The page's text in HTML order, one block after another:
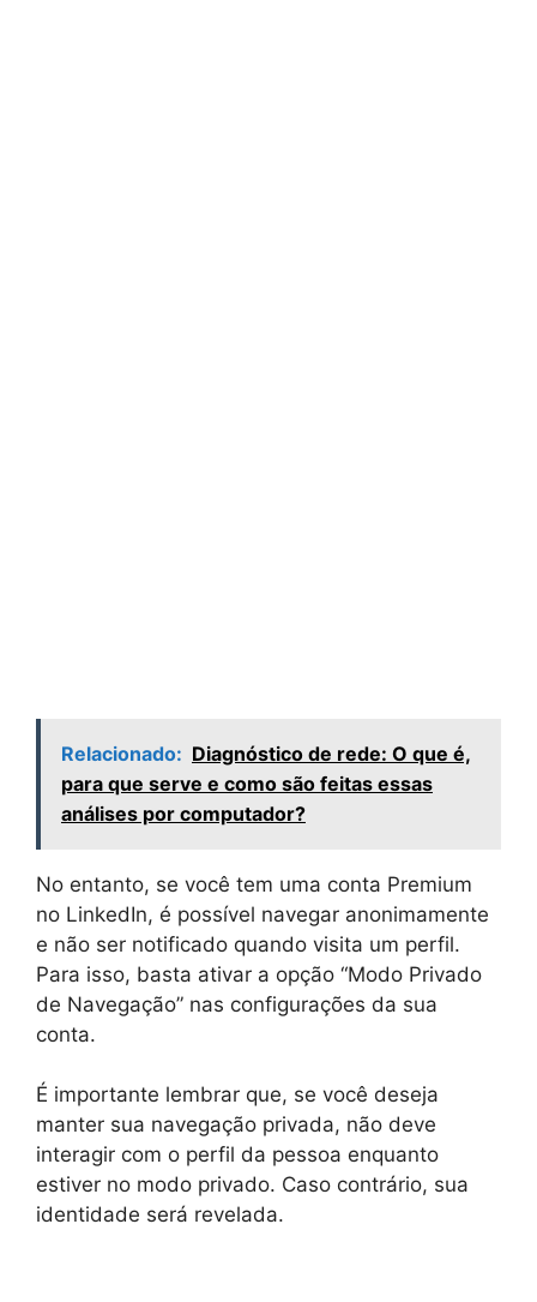
Relacionado: Diagnóstico de rede: O que é,
para que serve e como são feitas essas
análises por computador?
No entanto, se você tem uma conta Premium
no LinkedIn, é possível navegar anonimamente
e não ser notificado quando visita um perfil.
Para isso, basta ativar a opção “Modo Privado
de Navegação” nas configurações da sua
conta.
É importante lembrar que, se você deseja
manter sua navegação privada, não deve
interagir com o perfil da pessoa enquanto
estiver no modo privado. Caso contrário, sua
identidade será revelada.